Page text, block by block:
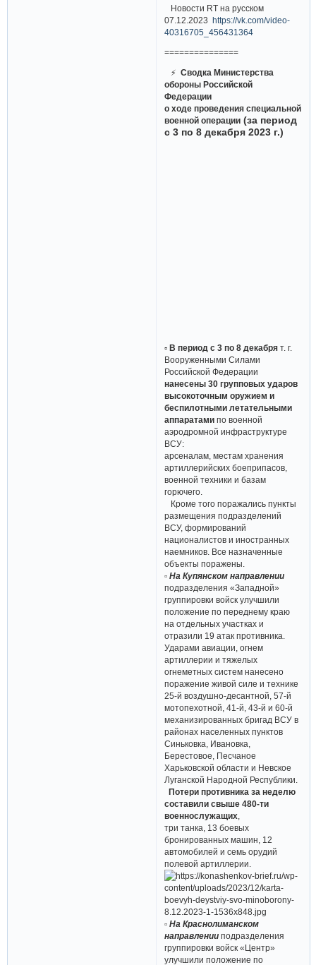
Новости RT на русском
07.12.2023https://vk.com/video-
40316705_456431364
===============
⚡Сводка Министерства
обороны Российской
Федерации
о ходе проведения специальной
военной операции (за период
с 3 по 8 декабря 2023 г.)
▫В период с 3 по 8 декабрят. г.
Вооруженными Силами
Российской Федерации
нанесены 30 групповых ударов
высокоточным оружием и
беспилотными летательными
аппаратами по военной
аэродромной инфраструктуре
ВСУ:
арсеналам, местам хранения
артиллерийских боеприпасов,
военной техники и базам
горючего.
Кроме того поражались пункты
размещения подразделений
ВСУ, формирований
националистов и иностранных
наемников. Все назначенные
объекты поражены.
▫ На Купянском направлении
подразделения «Западной»
группировки войск улучшили
положение по переднему краю
на отдельных участках и
отразили 19 атак противника.
Ударами авиации, огнем
артиллерии и тяжелых
огнеметных систем нанесено
поражение живой силе и технике
25-й воздушно-десантной, 57-й
мотопехотной, 41-й, 43-й и 60-й
механизированных бригад ВСУ в
районах населенных пунктов
Синьковка, Ивановка,
Берестовое, Песчаное
Харьковской области и Невское
Луганской Народной Республики.
Потери противника за неделю
составили свыше 480-ти
военнослужащих
три танка, 13 боевых
бронированных машин, 12
автомобилей и семь орудий
полевой артиллерии.
▫ На Краснолиманском
направленииподразделения
группировки войск «Центр»
улучшили положение по